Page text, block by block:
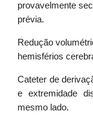
provavelmente
prévia.
Redução
hemisférios
Cateter de
e extremidade
mesmo lado.